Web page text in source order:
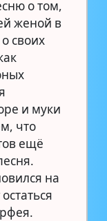
о том,
женой в
своих
и муки
что
ещё
на